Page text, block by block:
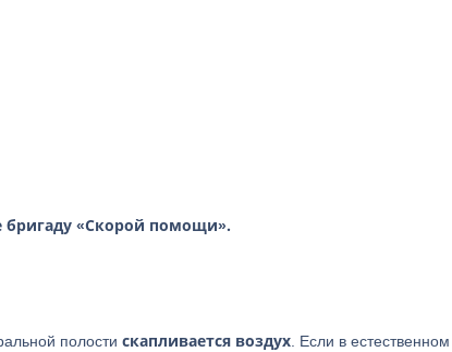
бригаду «Скорой помощи».
полости скапливается воздух . Если в естественном